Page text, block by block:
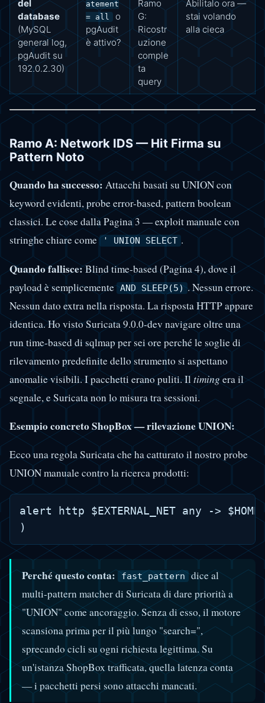
del
database
(MySQL
general log,
pgAudit su
192.0.2.30)
atement
= all
o
pgAudit
è attivo?
Ramo
G:
Ricostr
uzione
comple
ta
query
Abilitalo ora —
stai volando
alla cieca
Ramo A: Network IDS — Hit Firma su
Pattern Noto
Quando ha successo: Attacchi basati su UNION con
keyword evidenti, probe error-based, pattern boolean
classici. Le cose dalla Pagina 3 — exploit manuale con
stringhe chiare come ' UNION SELECT .
Quando fallisce:Blind time-based (Pagina 4), dove il
payload è semplicemente AND SLEEP(5) . Nessun errore.
Nessun dato extra nella risposta. La risposta HTTP appare
identica. Ho visto Suricata 9.0.0-dev navigare oltre una
run time-based di sqlmap per sei ore perché le soglie di
rilevamento predefinite dello strumento si aspettano
anomalie visibili. I pacchetti erano puliti. Iltimingera il
segnale, e Suricata non lo misura tra sessioni.
Esempio concreto ShopBox — rilevazione UNION:
Ecco una regola Suricata che ha catturato il nostro probe
UNION manuale contro la ricerca prodotti:
alert http $EXTERNAL_NET any ->
Perché questo conta: fast_pattern dice al
multi-pattern matcher di Suricata di dare priorità a
"UNION" come ancoraggio. Senza di esso, il motore
scansiona prima per il più lungo "search=",
sprecando cicli su ogni richiesta legittima. Su
un'istanza ShopBox trafficata, quella latenza conta
— i pacchetti persi sono attacchi mancati.